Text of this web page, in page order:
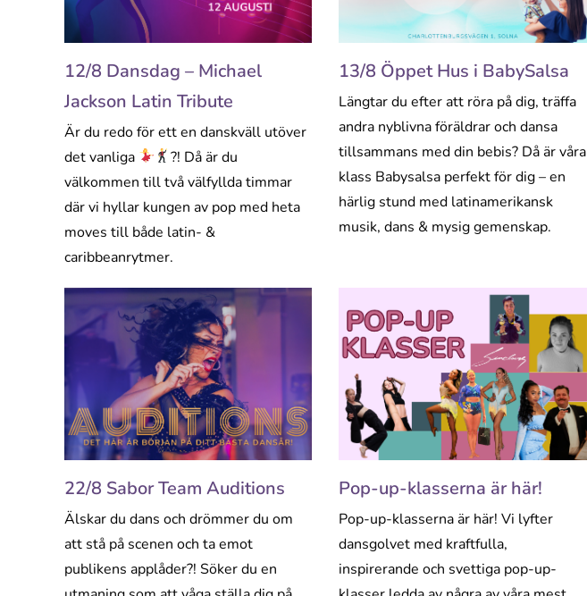
12/8 Dansdag – Michael
Jackson Latin Tribute
Är du redo för ett en danskväll utöver
det vanliga
?! Då är du
välkommen till två välfyllda timmar
där vi hyllar kungen av pop med heta
moves till både latin- &
caribbeanrytmer.
13/8 Öppet Hus i BabySalsa
Längtar du efter att röra på dig, träffa
andra nyblivna föräldrar och dansa
tillsammans med din bebis? Då är våra
klass Babysalsa perfekt för dig – en
härlig stund med latinamerikansk
musik, dans & mysig gemenskap.
22/8 Sabor Team Auditions
Älskar du dans och drömmer du om
att stå på scenen och ta emot
publikens applåder?! Söker du en
Pop-up-klasserna är här!
Pop-up-klasserna är här! Vi lyfter
dansgolvet med kraftfulla,
inspirerande och svettiga pop-up-